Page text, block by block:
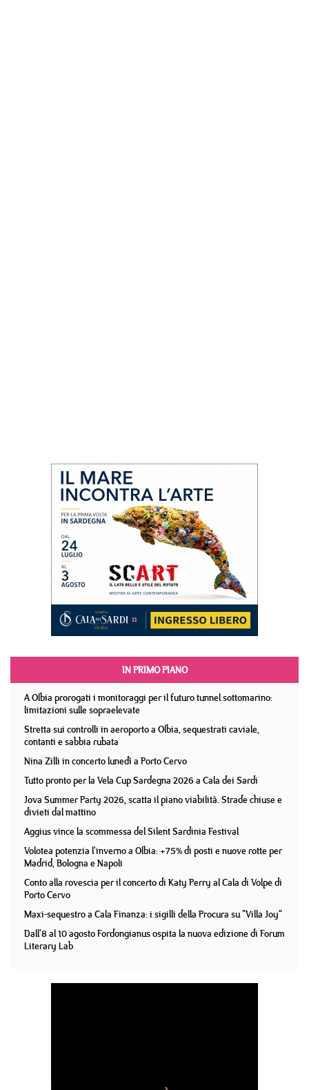
IN PRIMO PIANO
A Olbia prorogati i monitoraggi per il futuro tunnel sottomarino:
limitazioni sulle sopraelevate
Stretta sui controlli in aeroporto a Olbia, sequestrati caviale,
contanti e sabbia rubata
Nina Zilli in concerto lunedì a Porto Cervo
Tutto pronto per la Vela Cup Sardegna 2026 a Cala dei Sardi
Jova Summer Party 2026, scatta il piano viabilità. Strade chiuse e
divieti dal mattino
Aggius vince la scommessa del Silent Sardinia Festival
Volotea potenzia l'inverno a Olbia: +75% di posti e nuove rotte per
Madrid, Bologna e Napoli
Conto alla rovescia per il concerto di Katy Perry al Cala di Volpe di
Porto Cervo
Maxi-sequestro a Cala Finanza: i sigilli della Procura su "Villa Joy"
Dall'8 al 10 agosto Fordongianus ospita la nuova edizione di Forum
Literary Lab